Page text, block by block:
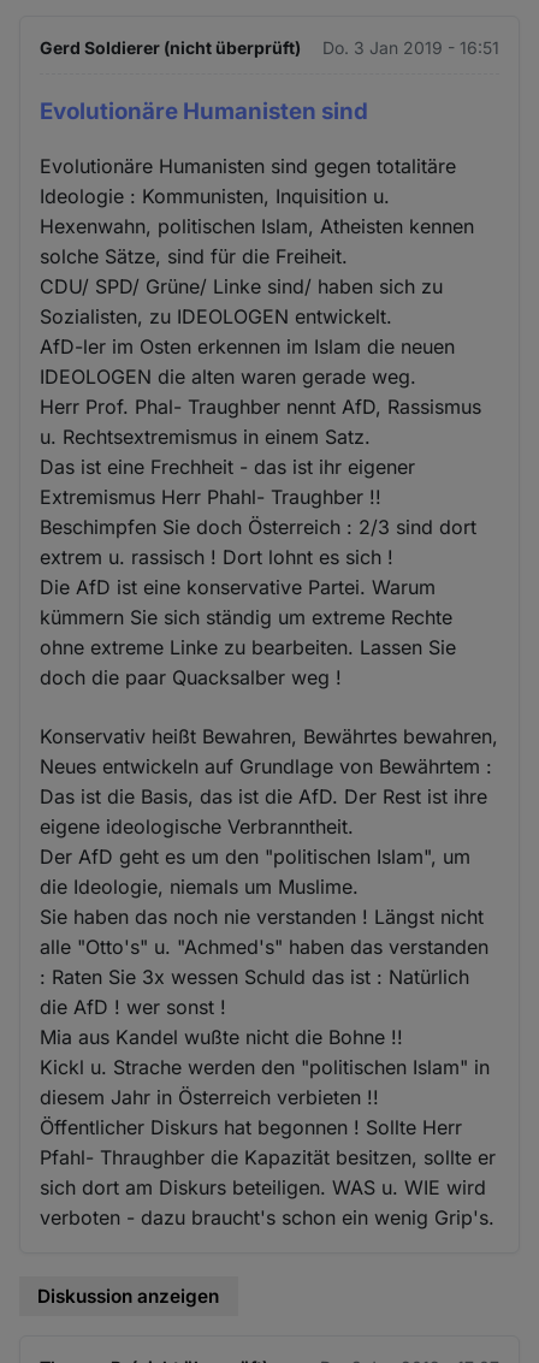
Gerd Soldierer (nicht überprüft) Do. 3 Jan 2019 - 16:51
Evolutionäre Humanisten sind
Evolutionäre Humanisten sind gegen totalitäre
Ideologie : Kommunisten, Inquisition u.
Hexenwahn, politischen Islam, Atheisten kennen
solche Sätze, sind für die Freiheit.
CDU/ SPD/ Grüne/ Linke sind/ haben sich zu
Sozialisten, zu IDEOLOGEN entwickelt.
AfD-ler im Osten erkennen im Islam die neuen
IDEOLOGEN die alten waren gerade weg.
Herr Prof. Phal- Traughber nennt AfD, Rassismus
u. Rechtsextremismus in einem Satz.
Das ist eine Frechheit - das ist ihr eigener
Extremismus Herr Phahl- Traughber !!
Beschimpfen Sie doch Österreich : 2/3 sind dort
extrem u. rassisch ! Dort lohnt es sich !
Die AfD ist eine konservative Partei. Warum
kümmern Sie sich ständig um extreme Rechte
ohne extreme Linke zu bearbeiten. Lassen Sie
doch die paar Quacksalber weg !
Konservativ heißt Bewahren, Bewährtes bewahren,
Neues entwickeln auf Grundlage von Bewährtem :
Das ist die Basis, das ist die AfD. Der Rest ist ihre
eigene ideologische Verbranntheit.
Der AfD geht es um den "politischen Islam", um
die Ideologie, niemals um Muslime.
Sie haben das noch nie verstanden ! Längst nicht
alle "Otto's" u. "Achmed's" haben das verstanden
: Raten Sie 3x wessen Schuld das ist : Natürlich
die AfD ! wer sonst !
Mia aus Kandel wußte nicht die Bohne !!
Kickl u. Strache werden den "politischen Islam" in
diesem Jahr in Österreich verbieten !!
Öffentlicher Diskurs hat begonnen ! Sollte Herr
Pfahl- Thraughber die Kapazität besitzen, sollte er
sich dort am Diskurs beteiligen. WAS u. WIE wird
verboten - dazu braucht's schon ein wenig Grip's.
Diskussion anzeigen